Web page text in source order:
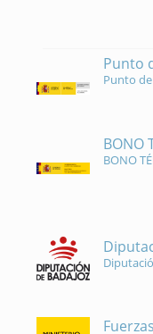
Punto
Punto
BONO
BONO